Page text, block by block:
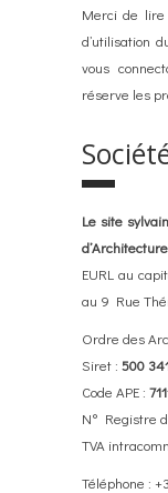
Merci de lire
d’utilisation
vous
réserve les
Le site
EURL au
au 9 Rue
Ordre des
Siret : 500
Code APE :
N° Registre
TVA
Téléphone :